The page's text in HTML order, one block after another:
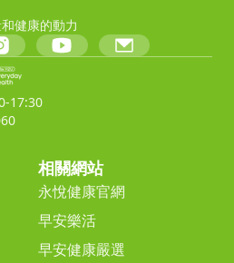
健康的動力
17:30
相關網站
永悅健康官網
早安樂活
早安健康嚴選